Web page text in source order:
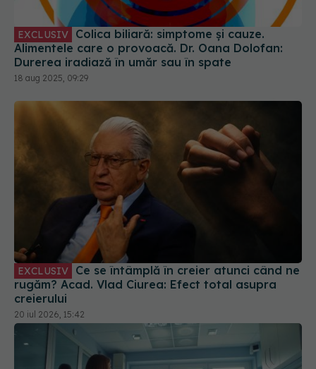
EXCLUSIV Colica biliară: simptome și cauze.
Alimentele care o provoacă. Dr. Oana Dolofan:
Durerea iradiază în umăr sau în spate
EXCLUSIV Ce se întâmplă în creier atunci când ne
rugăm? Acad. Vlad Ciurea: Efect total asupra
creierului